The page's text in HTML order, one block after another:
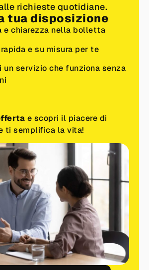
richieste quotidiane.
tua disposizione
e chiarezza nella bolletta
e su misura per te
un servizio che funziona senza
e scopri il piacere di
ti semplifica la vita!